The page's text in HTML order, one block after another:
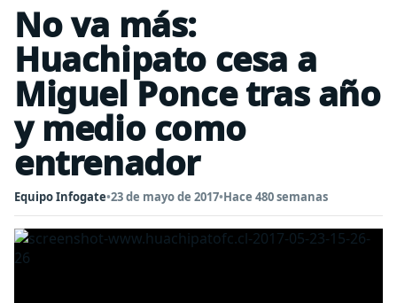
No va más:
Huachipato cesa a
Miguel Ponce tras año
y medio como
entrenador
Equipo Infogate•23 de mayo de 2017•Hace 480 semanas